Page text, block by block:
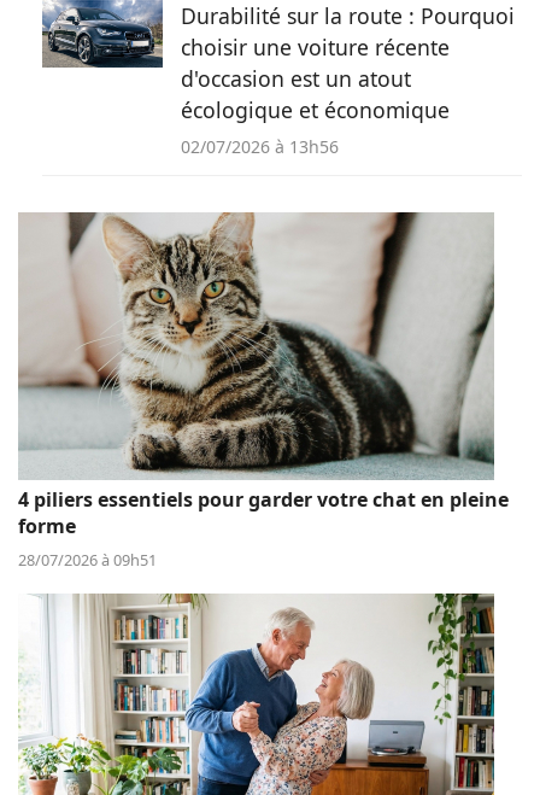
Durabilité sur la route : Pourquoi
choisir une voiture récente
d'occasion est un atout
écologique et économique
02/07/2026 à 13h56
4 piliers essentiels pour garder votre chat en pleine
forme
28/07/2026 à 09h51